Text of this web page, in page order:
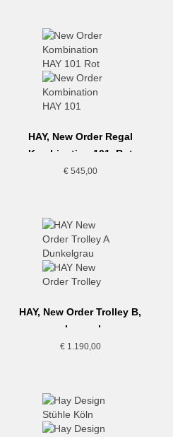
HAY, New Order Regal
Kombination 101, Rot
€545,00
HAY, New Order Trolley B,
charcoal
€1.190,00